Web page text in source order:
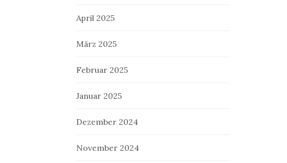
April 2025
März 2025
Februar 2025
Januar 2025
Dezember 2024
November 2024